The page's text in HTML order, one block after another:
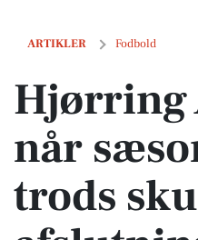
ARTIKLER Fodbold
Hjørring AIK Frem når
Hjørring
når
trods